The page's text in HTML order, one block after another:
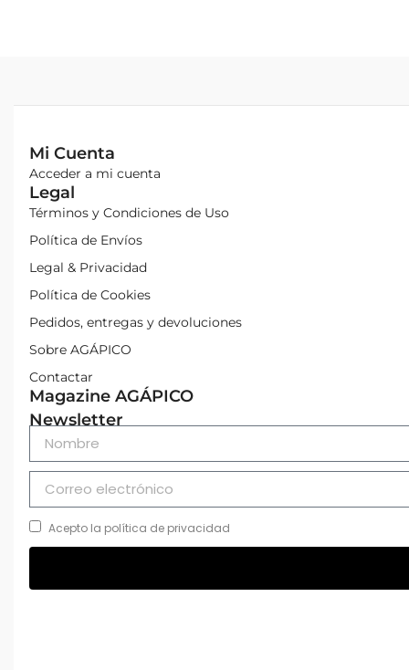
Mi Cuenta
Acceder a mi cuenta
Legal
Términos y Condiciones de Uso
Política de Envíos
Legal & Privacidad
Política de Cookies
Pedidos, entregas y devoluciones
Sobre AGÁPICO
Contactar
Magazine AGÁPICO
Newsletter
Acepto la política de privacidad